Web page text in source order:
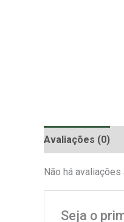
Avaliações (0)
Não há avaliações
Seja o